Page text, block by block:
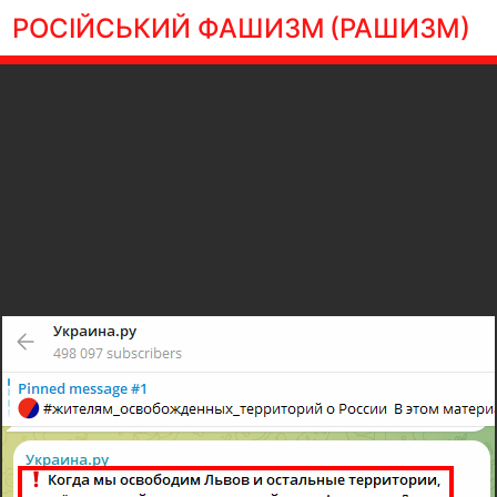
РОСІЙСЬКИЙ ФАШИЗМ (РАШИЗМ)